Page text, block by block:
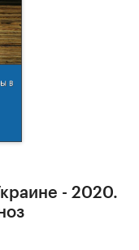
- 2020.